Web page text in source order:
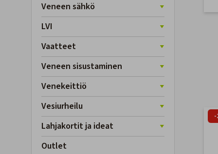
Veneen sähkö
LVI
Vaatteet
Veneen sisustaminen
Venekeittiö
Vesiurheilu
Lahjakortit ja ideat
Outlet